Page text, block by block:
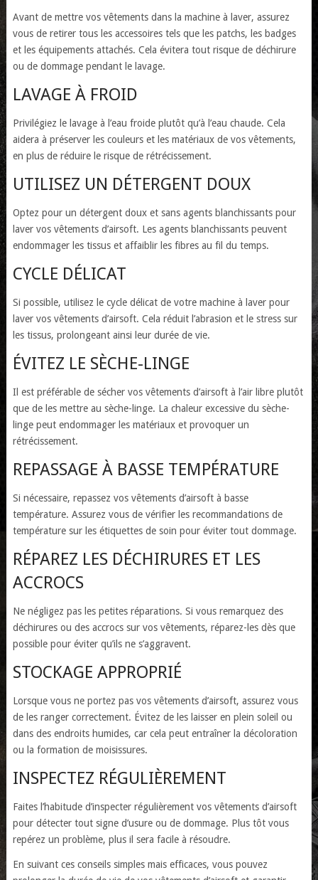
Avant de mettre vos vêtements dans la machine à laver, assurez
vous de retirer tous les accessoires tels que les patchs, les badges
et les équipements attachés. Cela évitera tout risque de déchirure
ou de dommage pendant le lavage.
LAVAGE À FROID
Privilégiez le lavage à l’eau froide plutôt qu’à l’eau chaude. Cela
aidera à préserver les couleurs et les matériaux de vos vêtements,
en plus de réduire le risque de rétrécissement.
UTILISEZ UN DÉTERGENT DOUX
Optez pour un détergent doux et sans agents blanchissants pour
laver vos vêtements d’airsoft. Les agents blanchissants peuvent
endommager les tissus et affaiblir les fibres au fil du temps.
CYCLE DÉLICAT
Si possible, utilisez le cycle délicat de votre machine à laver pour
laver vos vêtements d’airsoft. Cela réduit l’abrasion et le stress sur
les tissus, prolongeant ainsi leur durée de vie.
ÉVITEZ LE SÈCHE-LINGE
Il est préférable de sécher vos vêtements d’airsoft à l’air libre plutôt
que de les mettre au sèche-linge. La chaleur excessive du sèche-
linge peut endommager les matériaux et provoquer un
rétrécissement.
REPASSAGE À BASSE TEMPÉRATURE
Si nécessaire, repassez vos vêtements d’airsoft à basse
température. Assurez vous de vérifier les recommandations de
température sur les étiquettes de soin pour éviter tout dommage.
RÉPAREZ LES DÉCHIRURES ET LES
ACCROCS
Ne négligez pas les petites réparations. Si vous remarquez des
déchirures ou des accrocs sur vos vêtements, réparez-les dès que
possible pour éviter qu’ils ne s’aggravent.
STOCKAGE APPROPRIÉ
Lorsque vous ne portez pas vos vêtements d’airsoft, assurez vous
de les ranger correctement. Évitez de les laisser en plein soleil ou
dans des endroits humides, car cela peut entraîner la décoloration
ou la formation de moisissures.
INSPECTEZ RÉGULIÈREMENT
Faites l’habitude d’inspecter régulièrement vos vêtements d’airsoft
pour détecter tout signe d’usure ou de dommage. Plus tôt vous
repérez un problème, plus il sera facile à résoudre.
En suivant ces conseils simples mais efficaces, vous pouvez